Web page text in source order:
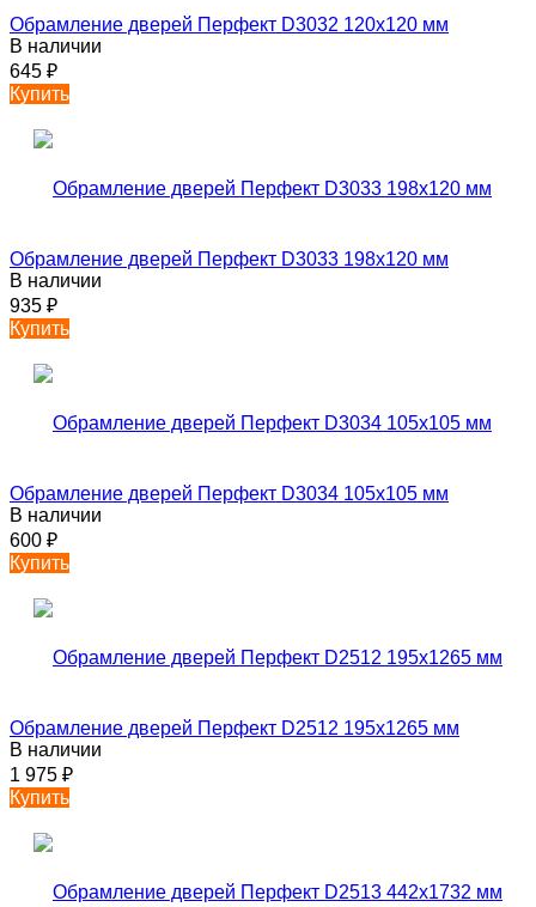
Обрамление дверей Перфект D3032 120х120 мм
В наличии
645 ₽
Купить
Обрамление дверей Перфект D3033 198х120 мм
В наличии
935 ₽
Купить
Обрамление дверей Перфект D3034 105х105 мм
В наличии
600 ₽
Купить
Обрамление дверей Перфект D2512 195х1265 мм
В наличии
1 975 ₽
Купить